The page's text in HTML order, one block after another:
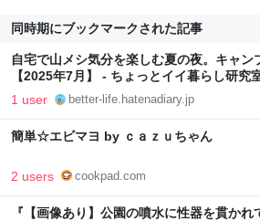
同時期にブックマークされた記事
自宅で山メシ気分を楽しむ夏の夜。キャン
【2025年7月】 - ちょっとイイ暮らし研究
1 user better-life.hatenadiary.jp
簡単☆エビマヨ by ｃａｚｕちゃん
2 users cookpad.com
『【画像あり】公園の噴水に性器を貫か